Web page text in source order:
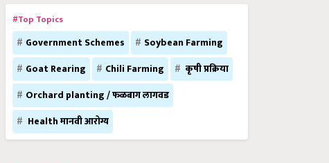
#Top Topics
Government Schemes
Soybean Farming
Goat Rearing
Chili Farming
कृषी प्रक्रिया
Orchard planting / फळबाग लागवड
Health मानवी आरोग्य